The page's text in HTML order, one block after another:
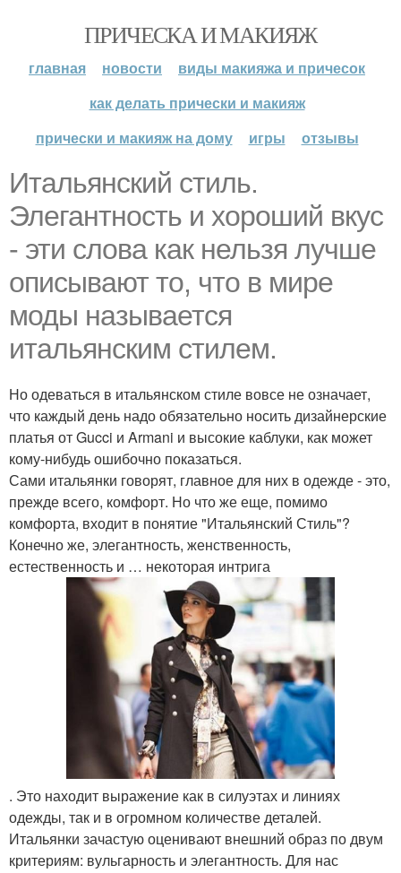
ПРИЧЕСКА И МАКИЯЖ
главная новости
виды макияжа и причесок
как делать прически и макияж
прически и макияж на дому
игры отзывы
Итальянский стиль.
Элегантность и хороший вкус
- эти слова как нельзя лучше
описывают то, что в мире
моды называется
итальянским стилем.
Но одеваться в итальянском стиле вовсе не означает,
что каждый день надо обязательно носить дизайнерские
платья от Gucci и Armani и высокие каблуки, как может
кому-нибудь ошибочно показаться.
Сами итальянки говорят, главное для них в одежде - это,
прежде всего, комфорт. Но что же еще, помимо
комфорта, входит в понятие "Итальянский Стиль"?
Конечно же, элегантность, женственность,
естественность и … некоторая интрига
. Это находит выражение как в силуэтах и линиях
одежды, так и в огромном количестве деталей.
Итальянки зачастую оценивают внешний образ по двум
критериям: вульгарность и элегантность. Для нас